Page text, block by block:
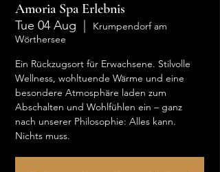
Amoria Spa Erlebnis
Tue 04 Aug
Krumpendorf am
Wörthersee
Ein Rückzugsort für Erwachsene. Stilvolle
Wellness, wohltuende Wärme und eine
besondere Atmosphäre laden zum
Abschalten und Wohlfühlen ein – ganz
nach unserer Philosophie: Alles kann.
Nichts muss.